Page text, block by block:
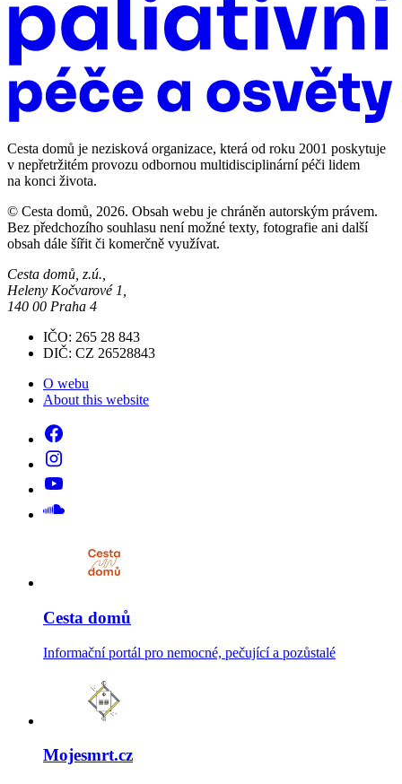
Cesta domů je nezisková organizace, která od roku 2001 poskytuje
v nepřetržitém provozu odbornou multidisciplinární péči lidem
na konci života.
© Cesta domů, 2026. Obsah webu je chráněn autorským právem.
Bez předchozího souhlasu není možné texty, fotografie ani další
obsah dále šířit či komerčně využívat.
Cesta domů, z.ú.,
Heleny Kočvarové 1,
140 00 Praha 4
IČO: 265 28 843
DIČ: CZ 26528843
O webu
About this website
Cesta domů
Informační portál pro nemocné, pečující a pozůstalé
Mojesmrt.cz